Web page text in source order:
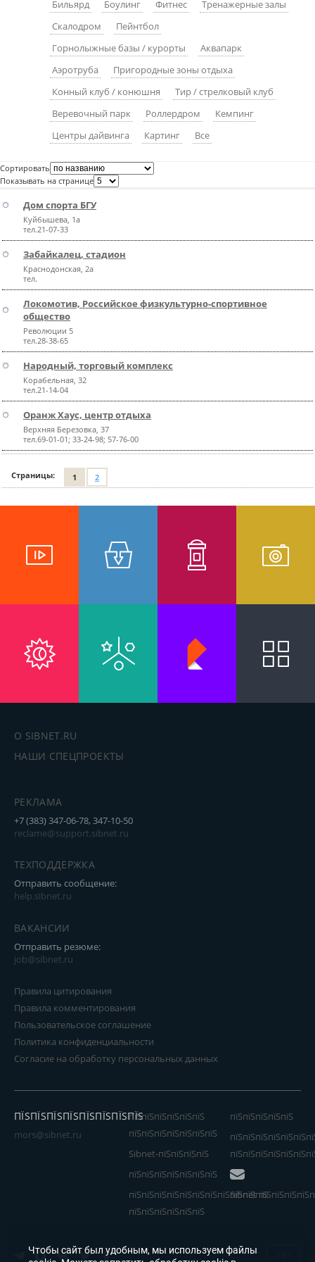
пїЅпїЅпїЅ
пїЅпїЅпїЅпїЅпїЅпїЅпїЅпїЅпїЅпїЅпїЅ
пїЅпїЅпїЅ
пїЅпїЅпїЅпїЅпїЅпїЅпїЅпїЅпїЅ
пїЅпїЅпїЅ пїЅпїЅпїЅпїЅпїЅ
пїЅпїЅпїЅ пїЅпїЅпїЅпїЅпїЅпїЅ
пїЅпїЅпїЅпїЅпїЅ
пїЅпїЅпїЅпїЅпїЅпїЅпїЅпїЅпїЅпїЅ
пїЅпїЅпїЅпїЅпїЅпїЅпїЅпїЅпїЅпїЅ
Бильярд
Боулинг Фитнес
Тренажерные залы
Скалодром
Пейнтбол
Горнолыжные базы / курорты
Аквапарк
Аэротруба
Пригородные зоны отдыха
Конный клуб / конюшня
Тир / стрелковый клуб
Веревочный парк
Роллердром
Кемпинг
Центры дайвинга
Картинг Все
Сортировать
Показывать на странице
Дом спорта БГУ
Куйбышева, 1а
тел.21-07-33
Забайкалец, стадион
Краснодонская, 2а
тел.
Локомотив, Российское физкультурно-спортивное
общество
Революции 5
тел.28-38-65
Народный, торговый комплекс
Корабельная, 32
тел.21-14-04
Оранж Хаус, центр отдыха
Верхняя Березовка, 37
тел.69-01-01; 33-24-98; 57-76-00
Страницы: 1 2
О SIBNET.RU
НАШИ СПЕЦПРОЕКТЫ
РЕКЛАМА
+7 (383) 347-06-78, 347-10-50
reclame@support.sibnet.ru
ТЕХПОДДЕРЖКА
Отправить сообщение:
help.sibnet.ru
ВАКАНСИИ
Отправить резюме:
job@sibnet.ru
Правила цитирования
Правила комментирования
Пользовательское соглашение
Политика конфиденциальности
Согласие на обработку персональных данных
ПЇЅПЇЅПЇЅПЇЅПЇЅПЇЅПЇЅПЇЅ
mors@sibnet.ru
пїЅпїЅпїЅпїЅпїЅпїЅ
пїЅпїЅпїЅпїЅпїЅпїЅпїЅ
Sibnet-пїЅпїЅпїЅпїЅ
пїЅпїЅпїЅпїЅпїЅ
пїЅпїЅпїЅпїЅпїЅпїЅпїЅ
пїЅпїЅпїЅпїЅпїЅпїЅпїЅпїЅпїЅпїЅпїЅ
пїЅпїЅпїЅпїЅпїЅпїЅ
Sibnet
Чтобы сайт был удобным, мы используем файлы